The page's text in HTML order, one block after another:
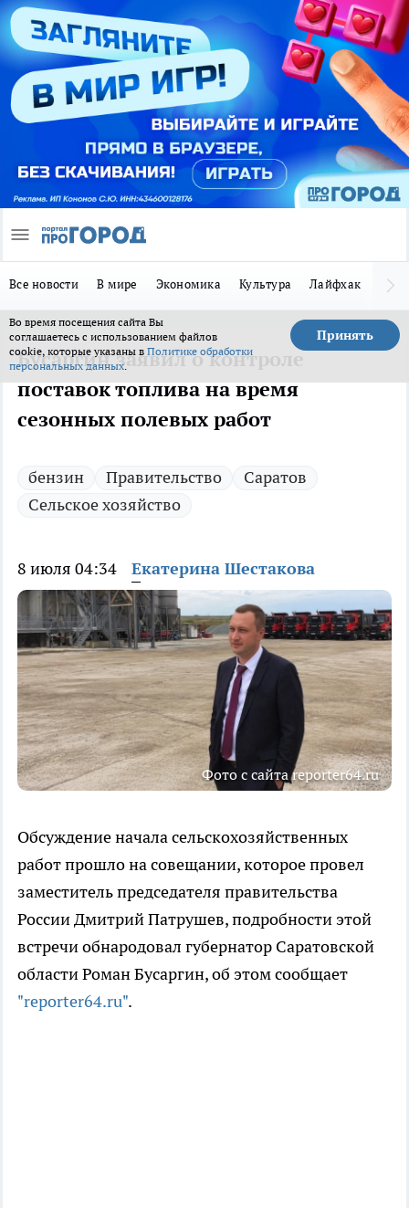
Все новости В мире Экономика Культура Лайфхак
Во время посещения сайта Вы
соглашаетесь с использованием файлов
cookie, которые указаны в Политике обработки
персональных данных.
Принять
Бусаргин заявил о контроле
поставок топлива на время
сезонных полевых работ
бензин Правительство
Саратов
Сельское хозяйство
8 июля 04:34 Екатерина Шестакова
Фото с сайта reporter64.ru
Обсуждение начала сельскохозяйственных
работ прошло на совещании, которое провел
заместитель председателя правительства
России Дмитрий Патрушев, подробности этой
встречи обнародовал губернатор Саратовской
области Роман Бусаргин, об этом сообщает
"reporter64.ru".